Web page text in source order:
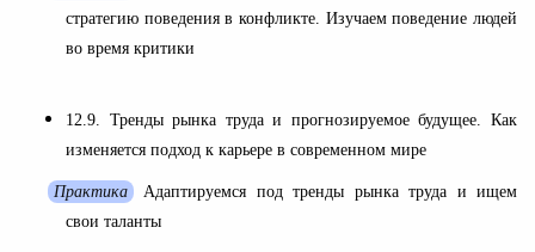
стратегию поведения в конфликте. Изучаем поведение людей
во время критики
12.9. Тренды рынка труда и прогнозируемое будущее. Как
изменяется подход к карьере в современном мире
Практика
Адаптируемся под тренды рынка труда и ищем
свои таланты